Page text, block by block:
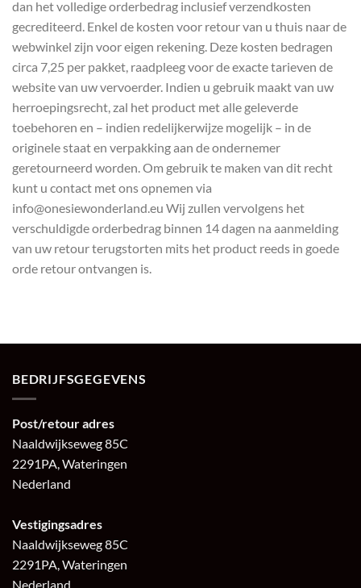
dan het volledige orderbedrag inclusief verzendkosten
gecrediteerd. Enkel de kosten voor retour van u thuis naar de
webwinkel zijn voor eigen rekening. Deze kosten bedragen
circa 7,25 per pakket, raadpleeg voor de exacte tarieven de
website van uw vervoerder. Indien u gebruik maakt van uw
herroepingsrecht, zal het product met alle geleverde
toebehoren en – indien redelijkerwijze mogelijk – in de
originele staat en verpakking aan de ondernemer
geretourneerd worden. Om gebruik te maken van dit recht
kunt u contact met ons opnemen via
info@onesiewonderland.eu Wij zullen vervolgens het
verschuldigde orderbedrag binnen 14 dagen na aanmelding
van uw retour terugstorten mits het product reeds in goede
orde retour ontvangen is.
BEDRIJFSGEGEVENS
Post/retour adres
Naaldwijkseweg 85C
2291PA, Wateringen
Nederland
Vestigingsadres
Naaldwijkseweg 85C
2291PA, Wateringen
Nederland